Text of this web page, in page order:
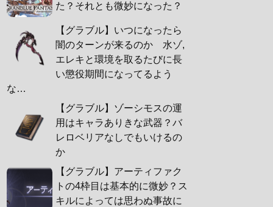
た？それとも微妙になった？
【グラブル】いつになったら
闇のターンが来るのか 水ゾ,
エレキと環境を取るたびに長
い懲役期間になってるよう
な…
【グラブル】ゾーシモスの運
用はキャラありきな武器？バ
レロベリアなしでもいけるの
か
【グラブル】アーティファク
トの4枠目は基本的に微妙？ス
キルによっては思わぬ事故に